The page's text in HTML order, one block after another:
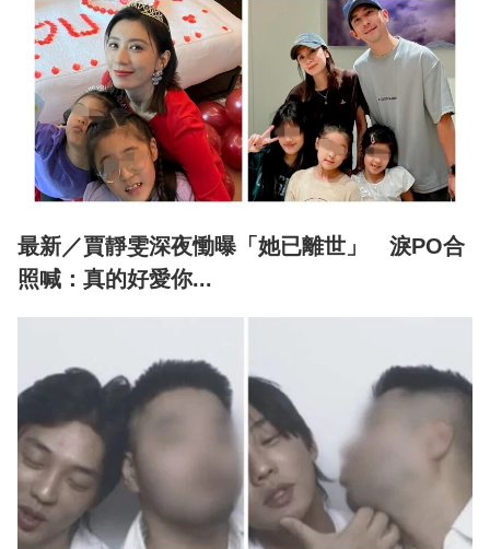
最新／賈靜雯深夜慟曝「她已離世」 淚PO合
照喊：真的好愛你...